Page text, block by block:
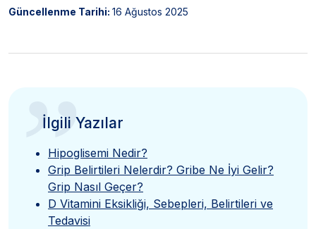
Güncellenme Tarihi: 16 Ağustos 2025
”
İlgili Yazılar
Hipoglisemi Nedir?
Grip Belirtileri Nelerdir? Gribe Ne İyi Gelir?
Grip Nasıl Geçer?
D Vitamini Eksikliği, Sebepleri, Belirtileri ve
Tedavisi